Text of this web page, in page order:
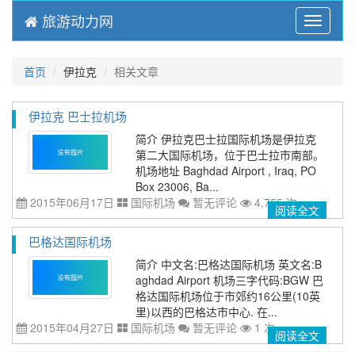
Menu
旅游动力网
首页 伊拉克 相关文章
伊拉克 巴士拉机场
简介 伊拉克巴士拉国际机场是伊拉克
第二大国际机场，位于巴士拉市南部。
机场地址 Baghdad Airport , Iraq, PO
Box 23006, Ba...
2015年06月17日
国际机场 暂无评论 4,755 次阅读全文
巴格达国际机场
简介 中文名:巴格达国际机场 英文名:B
aghdad Airport 机场三字代码:BGW 巴
格达国际机场位于市郊约16公里(10英
里)以西的巴格达市中心. 在...
2015年04月27日
国际机场 暂无评论 1 次阅读全文